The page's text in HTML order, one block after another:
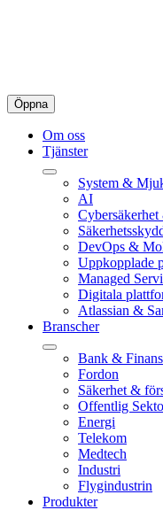
Öppna
Om oss
Tjänster
System &
AI
DevOps &
Uppkopplade
Managed
Digitala
Atlassian &
Branscher
Bank & Finans
Fordon
Säkerhet &
Offentlig
Energi
Telekom
Medtech
Industri
Flygindustrin
Produkter